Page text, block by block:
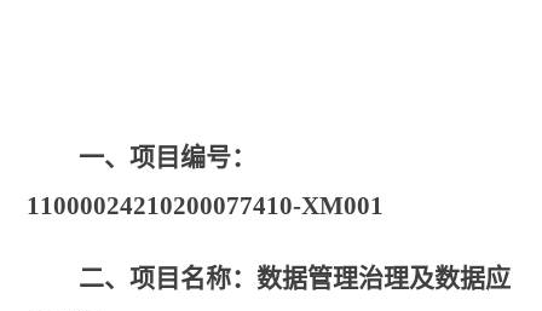
一、项目编号：
11000024210200077410-XM001
二、项目名称：数据管理治理及数据应